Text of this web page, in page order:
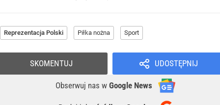
Reprezentacja Polski Piłka nożna Sport
UDOSTĘPNIJ
Obserwuj nas w Google News
SKOMENTUJ